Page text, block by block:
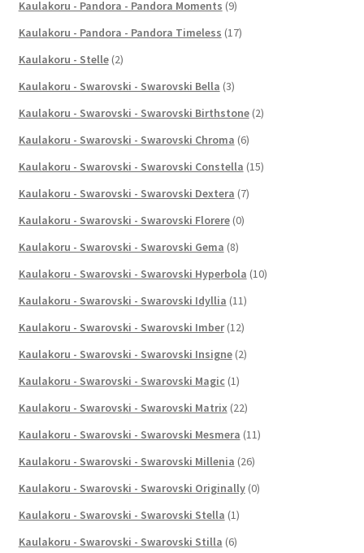
Kaulakoru - Pandora - Pandora Moments (9)
Kaulakoru - Pandora - Pandora Timeless (17)
Kaulakoru - Stelle (2)
Kaulakoru - Swarovski - Swarovski Bella (3)
Kaulakoru - Swarovski - Swarovski Birthstone (2)
Kaulakoru - Swarovski - Swarovski Chroma (6)
Kaulakoru - Swarovski - Swarovski Constella (15)
Kaulakoru - Swarovski - Swarovski Dextera (7)
Kaulakoru - Swarovski - Swarovski Florere (0)
Kaulakoru - Swarovski - Swarovski Gema (8)
Kaulakoru - Swarovski - Swarovski Hyperbola (10)
Kaulakoru - Swarovski - Swarovski Idyllia (11)
Kaulakoru - Swarovski - Swarovski Imber (12)
Kaulakoru - Swarovski - Swarovski Insigne (2)
Kaulakoru - Swarovski - Swarovski Magic (1)
Kaulakoru - Swarovski - Swarovski Matrix (22)
Kaulakoru - Swarovski - Swarovski Mesmera (11)
Kaulakoru - Swarovski - Swarovski Millenia (26)
Kaulakoru - Swarovski - Swarovski Originally (0)
Kaulakoru - Swarovski - Swarovski Stella (1)
Kaulakoru - Swarovski - Swarovski Stilla (6)